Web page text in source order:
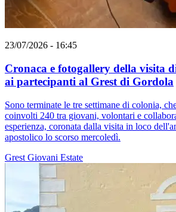
23/07/2026 - 16:45
Cronaca e fotogallery della visita
ai partecipanti al Grest di Gordola
Sono terminate le tre settimane di colonia,
coinvolti 240 tra giovani, volontari e
esperienza, coronata dalla visita in loco
apostolico lo scorso mercoledì.
Grest Giovani Estate